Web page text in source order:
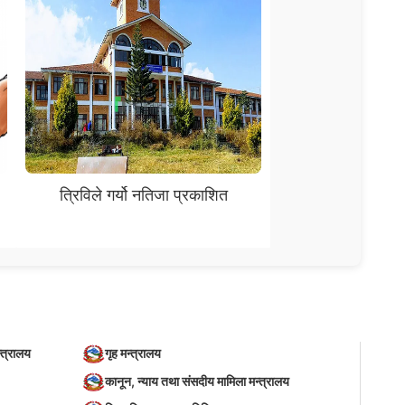
त्रिविले गर्यो नतिजा प्रकाशित
गृह मन्त्रालय
कानून, न्याय तथा संसदीय मामिला मन्त्रालय